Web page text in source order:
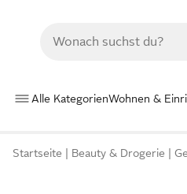
Alle KategorienWohnen &
Startseite Beauty & Drogerie